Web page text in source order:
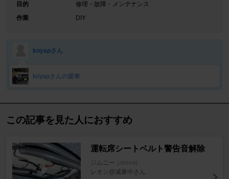
目的
修理・故障・メンテナンス
作業
DIY
koyapさん
koyapさんの愛車
この記事を見た人におすすめ
運転席シートベルト警告音解除
ジムニー [JB64W]
レオン@減量中さん